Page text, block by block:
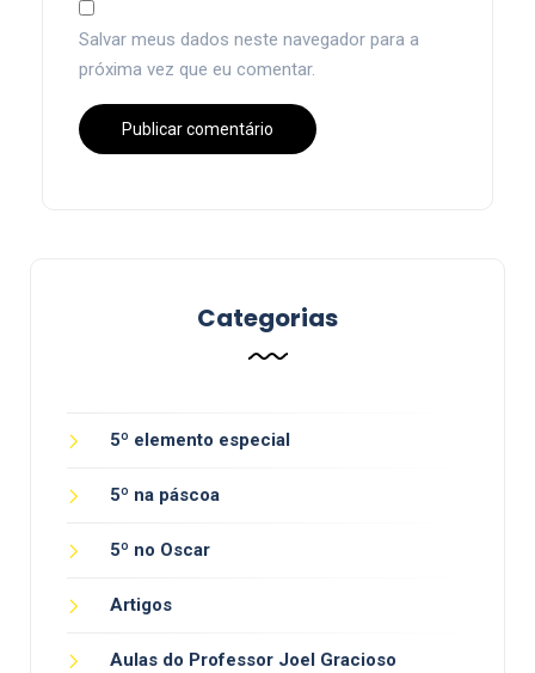
Salvar meus dados neste navegador para a
próxima vez que eu comentar.
Categorias
5º elemento especial
5º na páscoa
5º no Oscar
Artigos
Aulas do Professor Joel Gracioso